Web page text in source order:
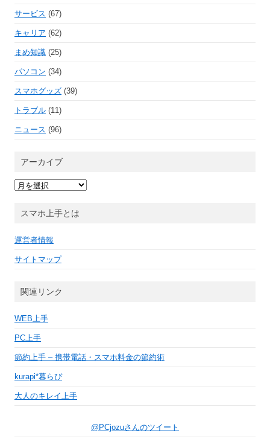
サービス (67)
キャリア (62)
まめ知識 (25)
パソコン (34)
スマホグッズ (39)
トラブル (11)
ニュース (96)
アーカイブ
ア
ー
ブスマホ上手とは
運営者情報
サイトマップ
関連リンク
WEB上手
PC上手
節約上手 – 携帯電話・スマホ料金の節約術
kurapi*暮らぴ
大人のキレイ上手
@PCjozuさんのツイート